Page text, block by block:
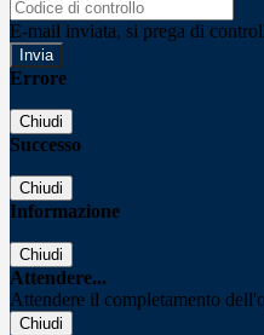
E-mail inviata, si prega di
Errore
Chiudi
Successo
Chiudi
Informazione
Chiudi
Attendere...
Attendere il completamento
Chiudi